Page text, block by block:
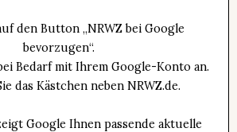
den Button „NRWZ bei Google
bevorzugen“.
Bedarf mit Ihrem Google-Konto an.
das Kästchen neben NRWZ.de.
Google Ihnen passende aktuelle